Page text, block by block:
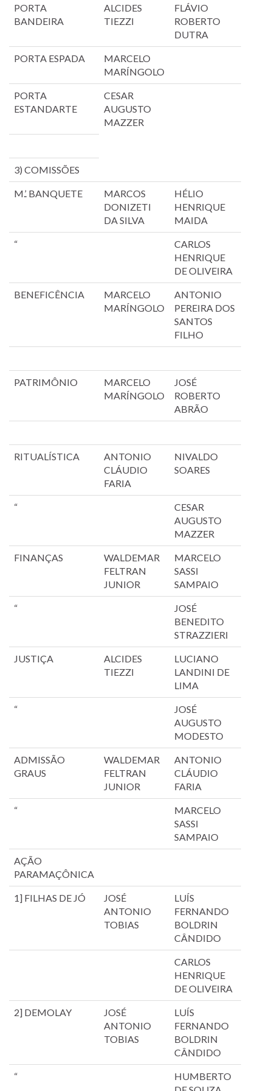
PORTA
BANDEIRA
ALCIDES
TIEZZI
FLÁVIO
ROBERTO
DUTRA
PORTA ESPADA
MARCELO
MARÍNGOLO
PORTA
ESTANDARTE
CESAR
AUGUSTO
MAZZER
3) COMISSÕES
M.’. BANQUETE
MARCOS
DONIZETI
DA SILVA
HÉLIO
HENRIQUE
MAIDA
“
CARLOS
HENRIQUE
DE OLIVEIRA
BENEFICÊNCIA
MARCELO
MARÍNGOLO
ANTONIO
PEREIRA DOS
SANTOS
FILHO
PATRIMÔNIO
MARCELO
MARÍNGOLO
JOSÉ
ROBERTO
ABRÃO
RITUALÍSTICA
ANTONIO
CLÁUDIO
FARIA
NIVALDO
SOARES
“
CESAR
AUGUSTO
MAZZER
FINANÇAS
WALDEMAR
FELTRAN
JUNIOR
MARCELO
SASSI
SAMPAIO
“
JOSÉ
BENEDITO
STRAZZIERI
JUSTIÇA
ALCIDES
TIEZZI
LUCIANO
LANDINI DE
LIMA
“
JOSÉ
AUGUSTO
MODESTO
ADMISSÃO
GRAUS
WALDEMAR
FELTRAN
JUNIOR
ANTONIO
CLÁUDIO
FARIA
“
MARCELO
SASSI
SAMPAIO
AÇÃO
PARAMAÇÔNICA
1] FILHAS DE JÓ
JOSÉ
ANTONIO
TOBIAS
LUÍS
FERNANDO
BOLDRIN
CÂNDIDO
CARLOS
HENRIQUE
DE OLIVEIRA
2] DEMOLAY
JOSÉ
ANTONIO
TOBIAS
LUÍS
FERNANDO
BOLDRIN
CÂNDIDO
“
HUMBERTO